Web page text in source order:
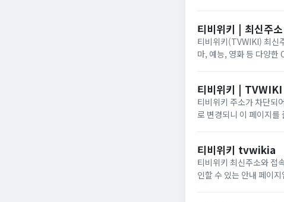
티비위키 | 최신주
티비위키(TVWIKI) 최신
마, 예능, 영화 등 다양한
티비위키 | TVWIKI
티비위키 주소가 차단되
로 변경되니 이 페이지를
티비위키 tvwikia
티비위키 최신주소와 접
인할 수 있는 안내 페이